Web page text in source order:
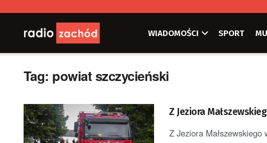
WIADOMOŚCI SPORT
Tag: powiat szczycieński
Z Jeziora
Z Jeziora Małszewskiego